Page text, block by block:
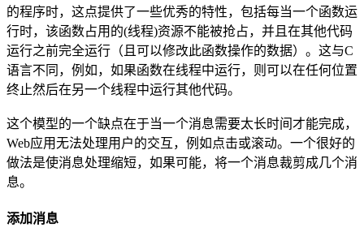
的程序时，这点提供了一些优秀的特性，包括每当一个函数运
行时，该函数占用的(线程)资源不能被抢占，并且在其他代码
运行之前完全运行（且可以修改此函数操作的数据）。这与C
语言不同，例如，如果函数在线程中运行，则可以在任何位置
终止然后在另一个线程中运行其他代码。
这个模型的一个缺点在于当一个消息需要太长时间才能完成，
Web应用无法处理用户的交互，例如点击或滚动。一个很好的
做法是使消息处理缩短，如果可能，将一个消息裁剪成几个消
息。
添加消息